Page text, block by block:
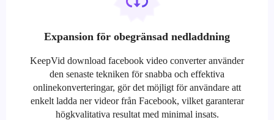
Expansion för obegränsad nedladdning
KeepVid download facebook video converter använder
den senaste tekniken för snabba och effektiva
onlinekonverteringar, gör det möjligt för användare att
enkelt ladda ner videor från Facebook, vilket garanterar
högkvalitativa resultat med minimal insats.